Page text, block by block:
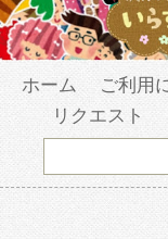
ホーム ご利用
リクエスト